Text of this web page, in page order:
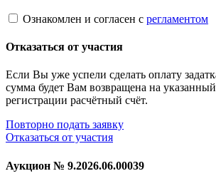
Ознакомлен и согласен с регламентом
Отказаться от участия
Если Вы уже успели сделать оплату
сумма будет Вам возвращена на
регистрации расчётный счёт.
Повторно подать заявку
Отказаться от участия
Аукцион № 9.2026.06.00039